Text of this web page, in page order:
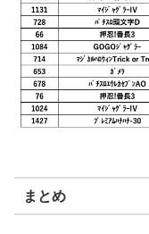
まとめ